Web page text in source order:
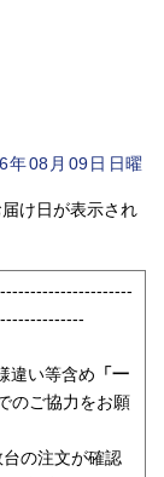
年08 月 09日日曜
け日が表示され
違い等含め 「一
のご協力をお願
の注文が確認